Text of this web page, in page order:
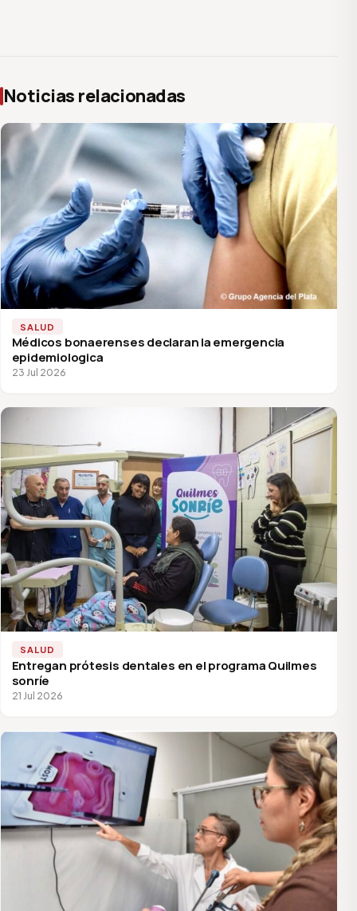
Noticias relacionadas
SALUD
Médicos bonaerenses declaran la emergencia
epidemiologica
23 Jul 2026
SALUD
Entregan prótesis dentales en el programa Quilmes
sonríe
21 Jul 2026